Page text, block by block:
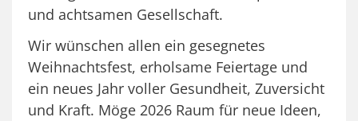
und achtsamen Gesellschaft.
Wir wünschen allen ein gesegnetes
Weihnachtsfest, erholsame Feiertage und
ein neues Jahr voller Gesundheit, Zuversicht
und Kraft. Möge 2026 Raum für neue Ideen,